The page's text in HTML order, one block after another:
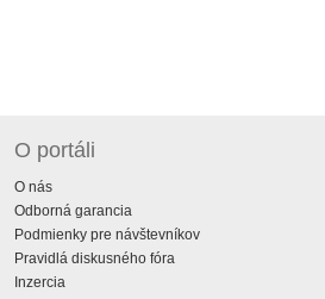
O portáli
O nás
Odborná garancia
Podmienky pre návštevníkov
Pravidlá diskusného fóra
Inzercia